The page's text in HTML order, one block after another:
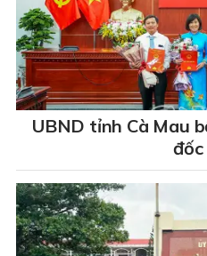
UBND tỉnh Cà Mau
đốc